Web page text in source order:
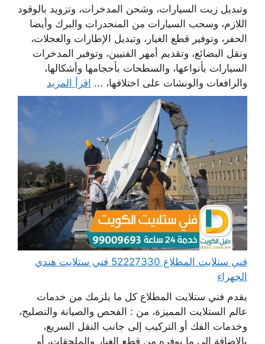
وتبديل زيت السيارات، وشحن المدخرات، وتزويد بالوقود
اللازم، وسحب السيارات من المنحدرات والبرك وأيضا
الحفر، وتوفير قطع الغيار، وتبديل الإطارات والعجلات،
ونقل البضائع، وتقديم أمهر الفنيين، وتوفير المدخرات
السيارات بأنواعها، والسطحات بأحجامها وأشكالها،
والرافعات والونشات على اختلافها، ... اقرأ المزيد
فني ستلايت المطلاع 52227330 فني ستلايت هندي
الجهراء
يقدم فني ستلايت المطلاع كل ما يلزمك من خدمات
عالم الستلايت المميزة، من : الفحص والصيانة والتصليح،
وخدمات الفك أو التركيب إلى جانب النقل السريع،
بالإضافة إلى ما يوفره من قطع الغيار والملحقات، أو